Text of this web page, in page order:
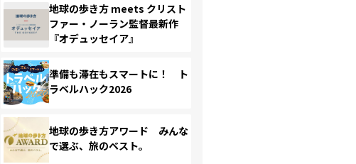
地球の歩き方 meets クリスト
ファー・ノーラン監督最新作
『オデュッセイア』
準備も滞在もスマートに！ ト
ラベルハック2026
地球の歩き方アワード みんな
で選ぶ、旅のベスト。